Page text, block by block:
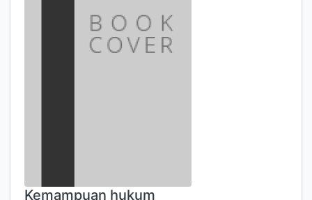
Kemampuan hukum